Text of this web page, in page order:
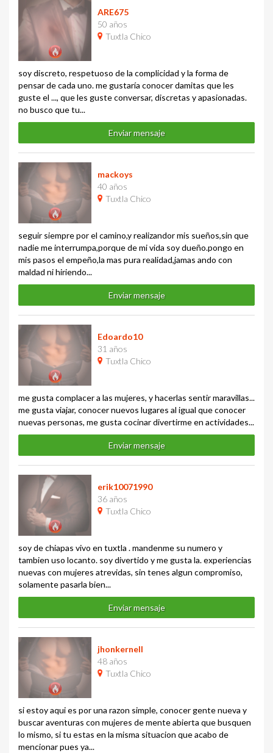
ARE675
50 años
Tuxtla Chico
soy discreto, respetuoso de la complicidad y la forma de
pensar de cada uno. me gustaría conocer damitas que les
guste el ..., que les guste conversar, discretas y apasionadas.
no busco que tu...
Enviar mensaje
mackoys
40 años
Tuxtla Chico
seguir siempre por el camino,y realizandor mis sueños,sin que
nadie me interrumpa,porque de mi vida soy dueño.pongo en
mis pasos el empeño,la mas pura realidad,jamas ando con
maldad ni hiriendo...
Enviar mensaje
Edoardo10
31 años
Tuxtla Chico
me gusta complacer a las mujeres, y hacerlas sentir maravillas...
me gusta viajar, conocer nuevos lugares al igual que conocer
nuevas personas, me gusta cocinar divertirme en actividades...
Enviar mensaje
erik10071990
36 años
Tuxtla Chico
soy de chiapas vivo en tuxtla . mandenme su numero y
tambien uso locanto. soy divertido y me gusta la. experiencias
nuevas con mujeres atrevidas, sin tenes algun compromiso,
solamente pasarla bien...
Enviar mensaje
jhonkernell
48 años
Tuxtla Chico
si estoy aqui es por una razon simple, conocer gente nueva y
buscar aventuras con mujeres de mente abierta que busquen
lo mismo, si tu estas en la misma situacion que acabo de
mencionar pues ya...